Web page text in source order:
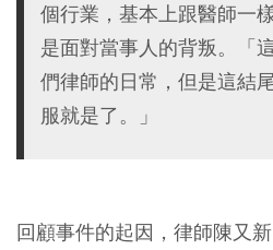
個行業，基本上跟醫師一
是面對當事人的背叛。「
們律師的日常，但是這結
服就是了。」
回顧事件的起因，律師陳又